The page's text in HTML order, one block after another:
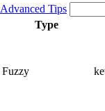
Advanced Tips
Type
Fuzzy